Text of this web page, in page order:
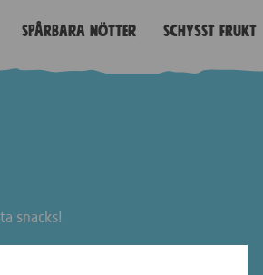
Spårbara nötter Schysst frukt
snacks!